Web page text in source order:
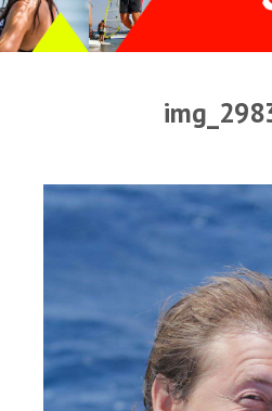
Прогноз
Виртуальный тур
Дахаб
Медиа
Медиа